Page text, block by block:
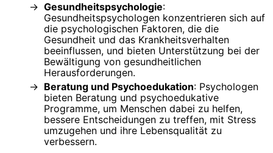
Gesundheitspsychologie:
Gesundheitspsychologen konzentrieren sich auf
die psychologischen Faktoren, die die
Gesundheit und das Krankheitsverhalten
beeinflussen, und bieten Unterstützung bei der
Bewältigung von gesundheitlichen
Herausforderungen.
Beratung und Psychoedukation: Psychologen
bieten Beratung und psychoedukative
Programme, um Menschen dabei zu helfen,
bessere Entscheidungen zu treffen, mit Stress
umzugehen und ihre Lebensqualität zu
verbessern.